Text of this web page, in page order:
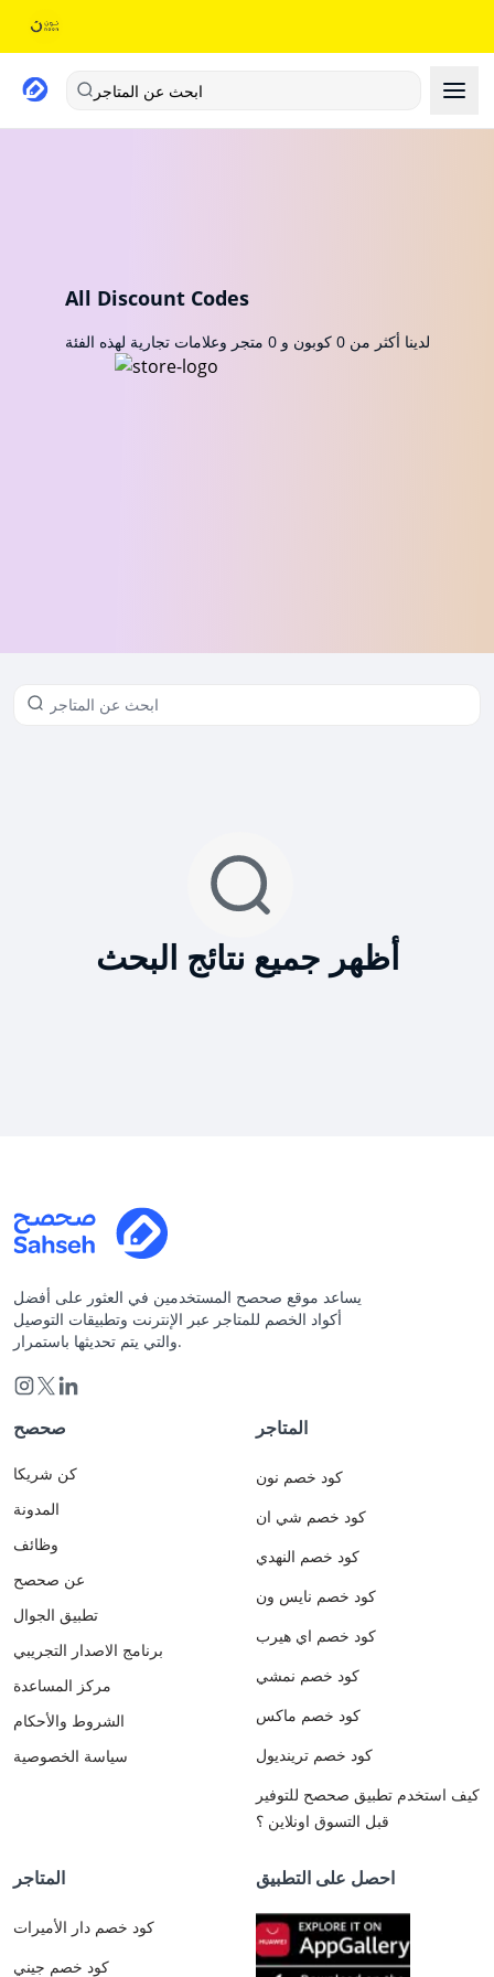
ابحث عن المتاجر
All Discount Codes
لدينا أكثر من 0 كوبون و 0 متجر وعلامات تجارية لهذه الفئة
أظهر جميع نتائج البحث
يساعد موقع صحصح المستخدمين في العثور على أفضل
أكواد الخصم للمتاجر عبر الإنترنت وتطبيقات التوصيل
والتي يتم تحديثها باستمرار.
صحصح
كن شريكا
المدونة
وظائف
عن صحصح
تطبيق الجوال
برنامج الاصدار التجريبي
مركز المساعدة
الشروط والأحكام
سياسة الخصوصية
المتاجر
كود خصم نون
كود خصم شي ان
كود خصم النهدي
كود خصم نايس ون
كود خصم اي هيرب
كود خصم نمشي
كود خصم ماكس
كود خصم ترينديول
كيف استخدم تطبيق صحصح للتوفير
قبل التسوق اونلاين ؟
المتاجر
كود خصم دار الأميرات
كود خصم جيني
احصل على التطبيق